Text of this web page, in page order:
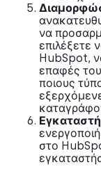
να
επιλέξετε
HubSpot,
επαφές
ποιους
στο